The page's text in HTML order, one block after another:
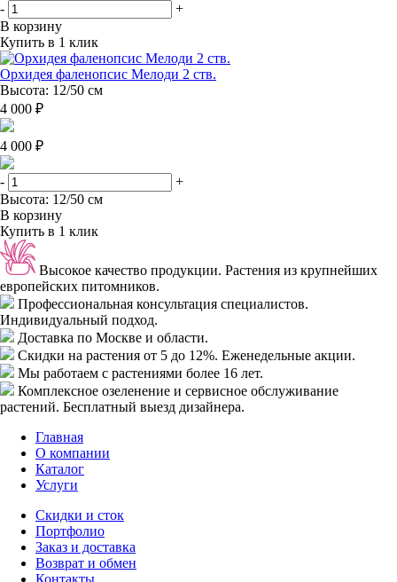
-
+
В корзину
Купить в 1 клик
Орхидея фаленопсис Мелоди 2 ств.
Высота: 12/50 см
4 000 ₽
4 000 ₽
-
+
Высота: 12/50 см
В корзину
Купить в 1 клик
Высокое качество продукции. Растения из крупнейших
европейских питомников.
Профессиональная консультация специалистов.
Индивидуальный подход.
Доставка по Москве и области.
Скидки на растения от 5 до 12%. Еженедельные акции.
Мы работаем с растениями более 16 лет.
Комплексное озеленение и сервисное обслуживание
растений. Бесплатный выезд дизайнера.
Главная
О компании
Каталог
Услуги
Скидки и сток
Портфолио
Заказ и доставка
Возврат и обмен